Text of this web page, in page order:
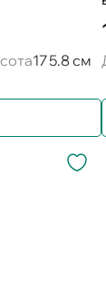
175.8 см